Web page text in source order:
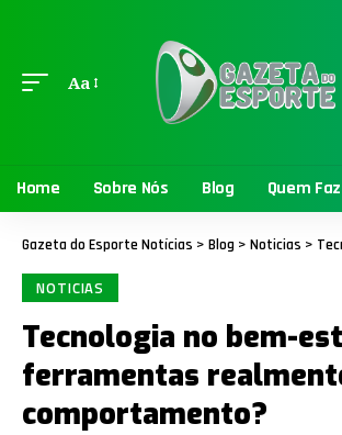
Aa
Home Sobre Nós Blog Quem Faz
Gazeta do Esporte Notícias > Blog > Noticias > Tecnologia
NOTICIAS
Tecnologia no bem-
ferramentas
comportamento?